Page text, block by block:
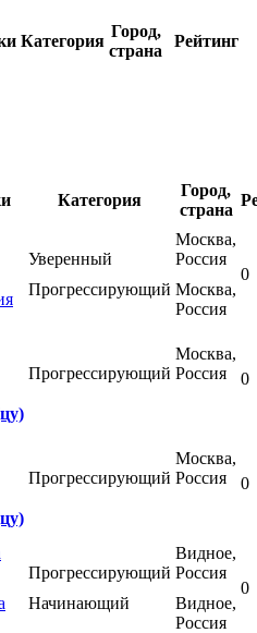
Категория
Город,
страна
Рейтинг
Категория
Город,
страна
Уверенный
Прогрессирующий
Москва,
Россия
Москва,
Россия
0
Прогрессирующий
Москва,
Россия
0
Прогрессирующий
Москва,
Россия
0
Прогрессирующий
Начинающий
Видное,
Россия
Видное,
Россия
0